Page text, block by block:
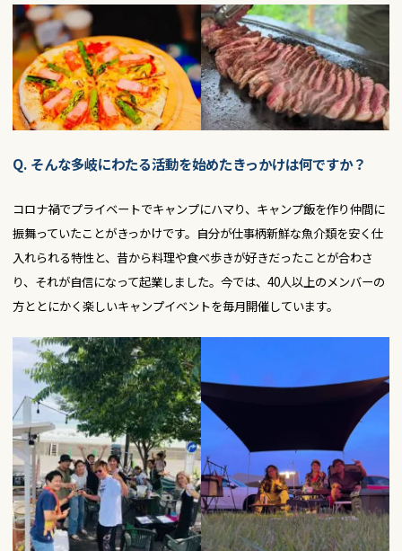
Q. そんな多岐にわたる活動を始めたきっかけは何ですか？
コロナ禍でプライベートでキャンプにハマり、キャンプ飯を作り仲間に
振舞っていたことがきっかけです。自分が仕事柄新鮮な魚介類を安く仕
入れられる特性と、昔から料理や食べ歩きが好きだったことが合わさ
り、それが自信になって起業しました。今では、40人以上のメンバーの
方ととにかく楽しいキャンプイベントを毎月開催しています。